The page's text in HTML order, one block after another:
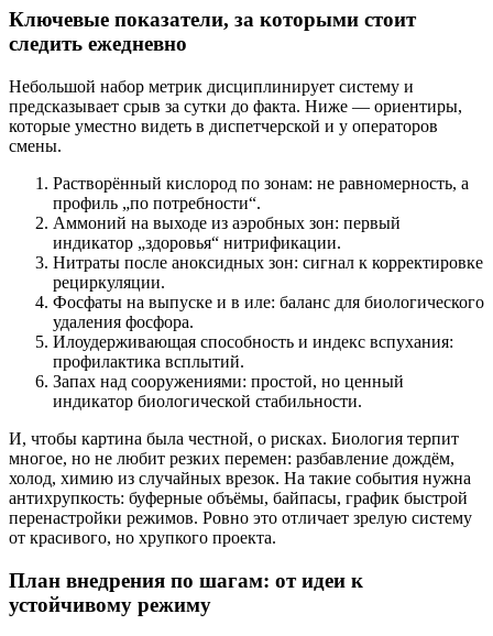
Ключевые показатели, за которыми стоит
следить ежедневно
Небольшой набор метрик дисциплинирует систему и
предсказывает срыв за сутки до факта. Ниже — ориентиры,
которые уместно видеть в диспетчерской и у операторов
смены.
Растворённый кислород по зонам: не равномерность, а
профиль „по потребности“.
Аммоний на выходе из аэробных зон: первый
индикатор „здоровья“ нитрификации.
Нитраты после аноксидных зон: сигнал к корректировке
рециркуляции.
Фосфаты на выпуске и в иле: баланс для биологического
удаления фосфора.
Илоудерживающая способность и индекс вспухания:
профилактика всплытий.
Запах над сооружениями: простой, но ценный
индикатор биологической стабильности.
И, чтобы картина была честной, о рисках. Биология терпит
многое, но не любит резких перемен: разбавление дождём,
холод, химию из случайных врезок. На такие события нужна
антихрупкость: буферные объёмы, байпасы, график быстрой
перенастройки режимов. Ровно это отличает зрелую систему
от красивого, но хрупкого проекта.
План внедрения по шагам: от идеи к
устойчивому режиму